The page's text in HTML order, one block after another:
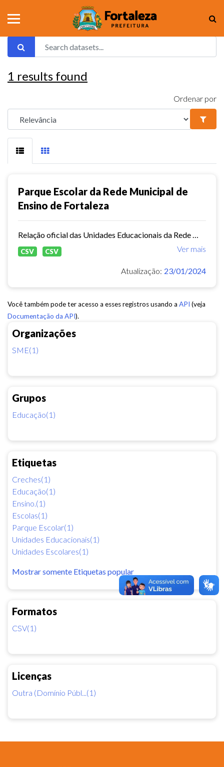
Organizações
SME(1)
Grupos
Educação(1)
Etiquetas
Creches(1)
Educação(1)
Ensino.(1)
Escolas(1)
Parque Escolar(1)
Unidades Educacionais(1)
Unidades Escolares(1)
Mostrar somente Etiquetas popular
Formatos
CSV(1)
Licenças
Outra (Domínio Públ...(1)
1 results found
Ordenar por
Parque Escolar da Rede Municipal de
Ensino de Fortaleza
Ver mais
CSV CSV
Atualização: 23/01/2024
Você também pode ter acesso a esses registros usando a API (veja
Documentação da API).